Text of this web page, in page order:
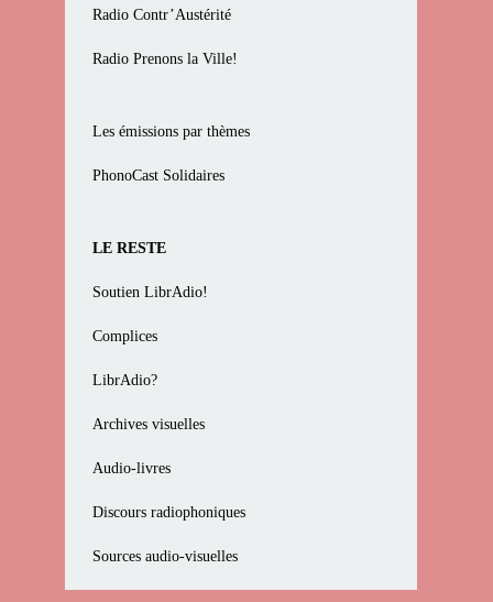
Radio Contr’Austérité
Radio Prenons la Ville!
Les émissions par thèmes
PhonoCast Solidaires
LE RESTE
Soutien LibrAdio!
Complices
LibrAdio?
Archives visuelles
Audio-livres
Discours radiophoniques
Sources audio-visuelles